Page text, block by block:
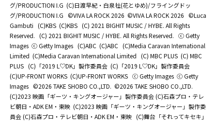
グ/PRODUCTION I.G (C)日渡早紀・白泉社(花とゆめ)/フライングドッ
グ/PRODUCTION I.G ©️VIVA LA ROCK 2026 ©️VIVA LA ROCK 2026 ©Luca
Gambuti (C)KBS (C)KBS (C) 2021 BIGHIT MUSIC / HYBE. All Rights
Reserved. (C) 2021 BIGHIT MUSIC / HYBE. All Rights Reserved. ⓒ Getty
Images ⓒ Getty Images (C)ABC (C)ABC (C)Media Caravan International
Limited (C)Media Caravan International Limited (C) MBC PLUS (C) MBC
PLUS (C)「2019 L♡DK」製作委員会 (C)「2019 L♡DK」製作委員会
(C)UP-FRONT WORKS (C)UP-FRONT WORKS ⓒ Getty Images ⓒ Getty
Images ©2026 TAKE SHOBO CO.,LTD. ©2026 TAKE SHOBO CO.,LTD.
(C)2023 映画「ギーツ・キングオージャー」製作委員会 (C)石森プロ・テレ
ビ朝日・ADK EM・東映 (C)2023 映画「ギーツ・キングオージャー」製作委
員会 (C)石森プロ・テレビ朝日・ADK EM・東映 (C)舞台「それってキセキ」